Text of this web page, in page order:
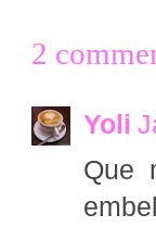
2
Yoli
Que